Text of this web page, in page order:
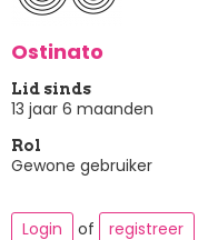
Ostinato
Lid sinds
13 jaar 6 maanden
Rol
Gewone gebruiker
Login of registreer